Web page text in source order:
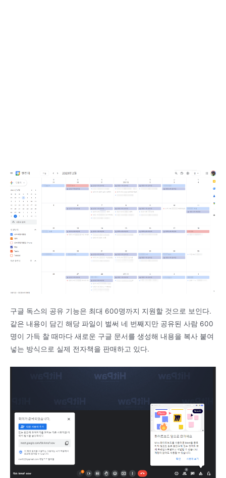
구글 독스의 공유 기능은 최대 600명까지 지원할 것으로 보인다.
같은 내용이 담긴 해당 파일이 벌써 네 번째지만 공유된 사람 600
명이 가득 찰 때마다 새로운 구글 문서를 생성해 내용을 복사 붙여
넣는 방식으로 실제 전자책을 판매하고 있다.